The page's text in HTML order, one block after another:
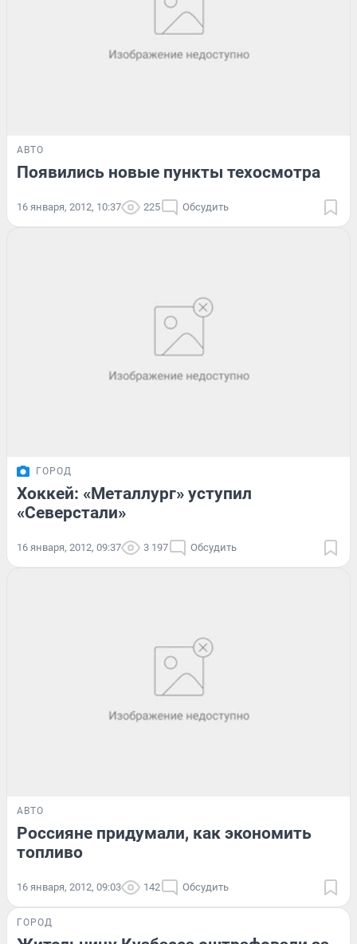
АВТО
Появились новые пункты техосмотра
16 января, 2012, 10:37 225 Обсудить
ГОРОД
Хоккей: «Металлург» уступил
«Северстали»
16 января, 2012, 09:37 3 197 Обсудить
АВТО
Россияне придумали, как экономить
топливо
16 января, 2012, 09:03 142 Обсудить
ГОРОД